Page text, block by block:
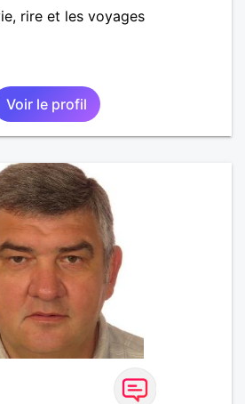
rire et les voyages
Voir le profil